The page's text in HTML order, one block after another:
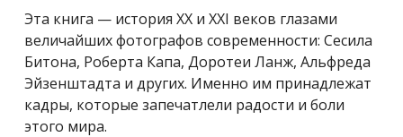
Эта книга — ​история XX и XXI веков глазами
величайших фотографов современности: Сесила
Битона, Роберта Капа, Доротеи Ланж, Альфреда
Эйзенштадта и других. Именно им принадлежат
кадры, которые запечатлели радости и боли
этого мира.